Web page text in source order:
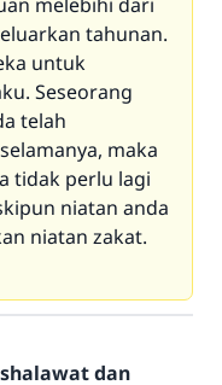
tahunan.
untuk
Seseorang
telah
maka
tidak perlu lagi
niatan anda
niatan zakat.
dan